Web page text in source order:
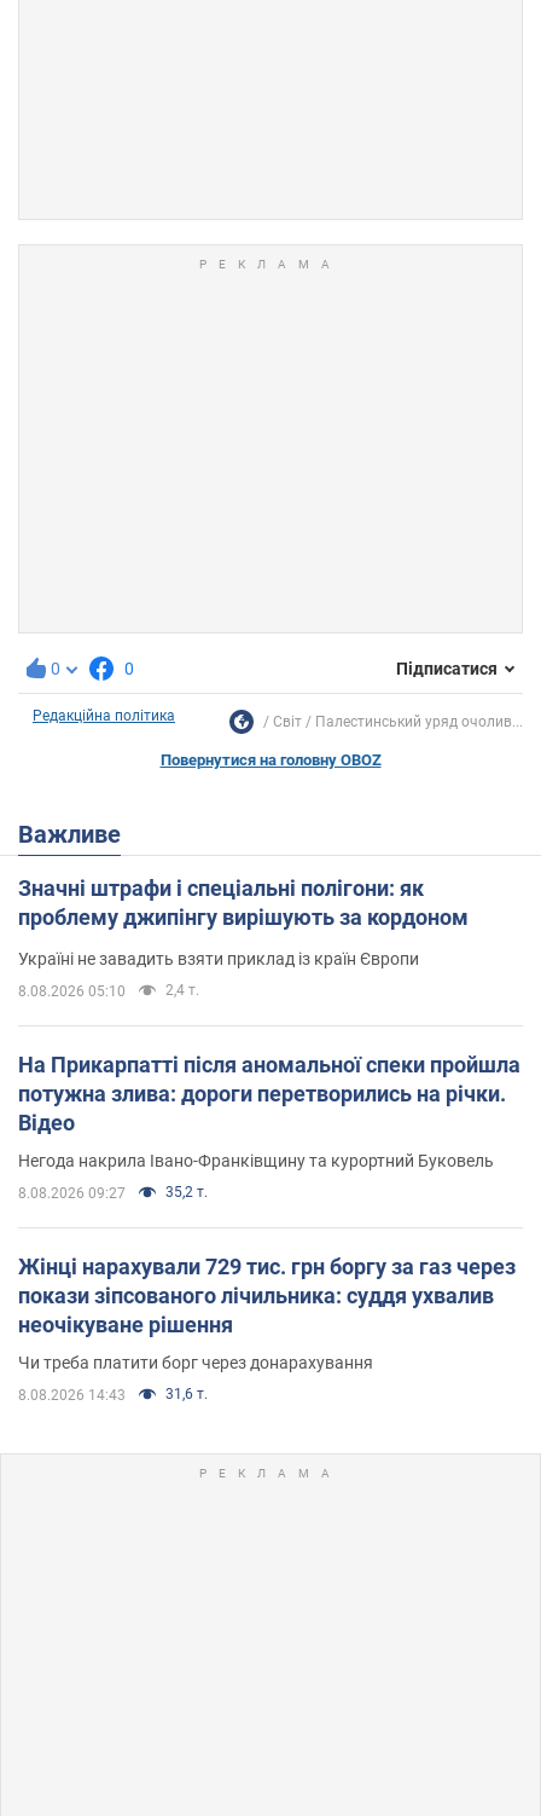
0 0 Підписатися
Редакційна політика Світ Палестинський уряд очолив...
Повернутися на головну OBOZ
Важливе
Значні штрафи і спеціальні полігони: як
проблему джипінгу вирішують за кордоном
Україні не завадить взяти приклад із країн Європи
8.08.2026 05:10 2,4 т.
На Прикарпатті після аномальної спеки пройшла
потужна злива: дороги перетворились на річки.
Відео
Негода накрила Івано-Франківщину та курортний Буковель
8.08.2026 09:27 35,2 т.
Жінці нарахували 729 тис. грн боргу за газ через
покази зіпсованого лічильника: суддя ухвалив
неочікуване рішення
Чи треба платити борг через донарахування
8.08.2026 14:43 31,6 т.